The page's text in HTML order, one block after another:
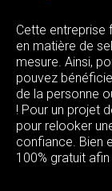
Cette entreprise
en matière de
mesure. Ainsi,
pouvez
de la personne
! Pour un projet
pour relooker
confiance. Bien
100% gratuit